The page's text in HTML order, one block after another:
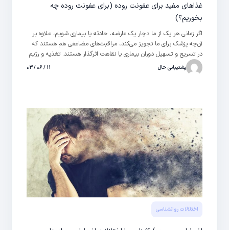
غذاهای مفید برای عفونت روده (برای عفونت روده چه
بخوریم؟)
اگر زمانی هر یک از ما دچار یک عارضه، حادثه یا بیماری شویم، علاوه بر
آن‌چه پزشک برای ما تجویز می‌کند، مراقبت‌های مضاعفی هم هستند که
در تسریع و تسهیل دوران بیماری یا نقاهت اثرگذار هستند. تغذیه و رژیم
غذایی برای سلامت قلب از مهم‌ترین مواردی هستند که در چنین شرایطی
باید به آن اهمیت دوچندان دهیم.
پشتیبانی حال ۱۱ / ۰۶ / ۰۳
اختلالات روانشناسی